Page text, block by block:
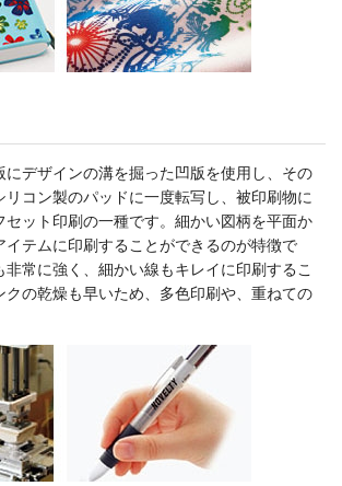
にデザインの溝を掘った凹版を使用し、その
リコン製のパッドに一度転写し、被印刷物に
セット印刷の一種です。細かい図柄を平面か
イテムに印刷することができるのが特徴で
常に強く、細かい線もキレイに印刷するこ
クの乾燥も早いため、多色印刷や、重ねての